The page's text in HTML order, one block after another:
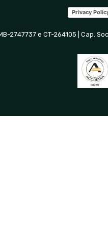
Privacy
2747737 e CT-264105 | Cap.